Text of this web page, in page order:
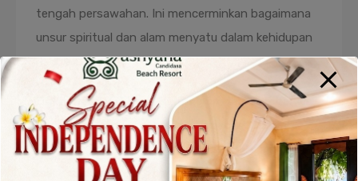
tengah persawahan. Ini mencerminkan bagaimana
unsur spiritual dan alam menyatu dalam kehidupan
masyarakat Bali.
Dalam riwayat Pura Bakungan
, tercatat bahwa
pura ini kerap digunakan untuk upacara penting.
Beberapa di antaranya adalah odalan (hari jadi pura),
melasti, dan upacara pembersihan alam. Semua